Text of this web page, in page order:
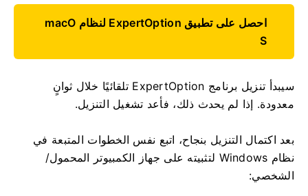
احصل على تطبيق ExpertOption لنظام macO
S
سيبدأ تنزيل برنامج ExpertOption تلقائيًا خلال ثوانٍ
معدودة. إذا لم يحدث ذلك، فأعد تشغيل التنزيل.
بعد اكتمال التنزيل بنجاح، اتبع نفس الخطوات المتبعة في
نظام Windows لتثبيته على جهاز الكمبيوتر المحمول/
الشخصي: